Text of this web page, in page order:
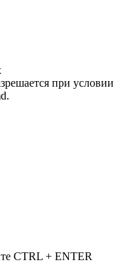
при условии
CTRL + ENTER